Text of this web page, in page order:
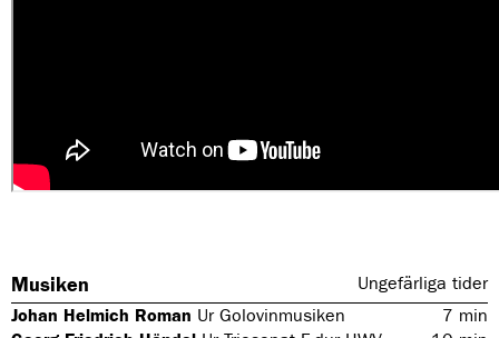
Musiken
Ungefärliga tider
Johan Helmich Roman Ur Golovinmusiken 7 min